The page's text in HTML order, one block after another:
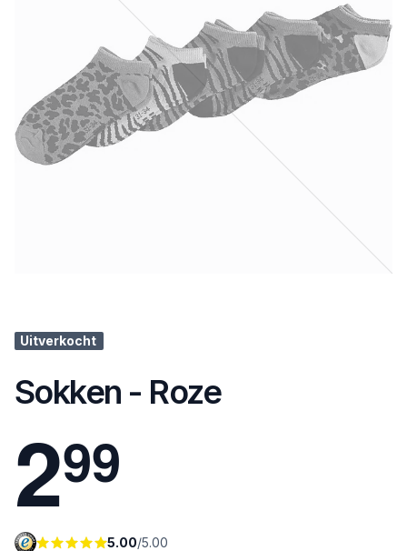
Uitverkocht
Sokken - Roze
299
5.00/5.00